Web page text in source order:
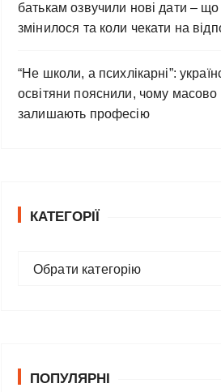
батькам озвучили нові дати – що
змінилося та коли чекати на
“Не школи, а психлікарні”:
освітяни пояснили, чому масово
залишають професію
КАТЕГОРІЇ
р
Обрати категорію
ПОПУЛЯРНІ